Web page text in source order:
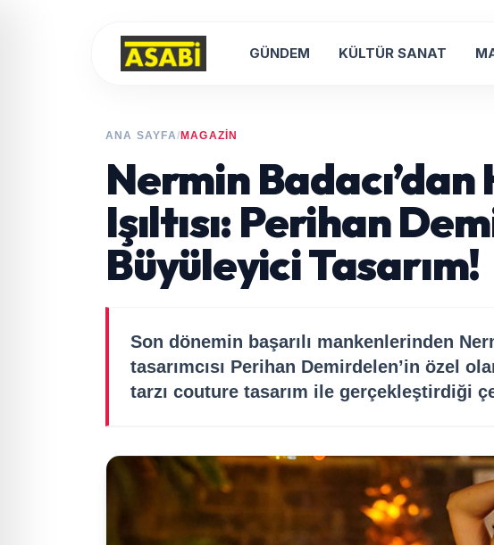
GÜNDEM KÜLTÜR SANAT
ANA SAYFA/ MAGAZİN
Nermin
Işıltısı: Perihan
Büyüleyici Tasarım!
Son dönemin başarılı mankenlerinden
tasarımcısı Perihan Demirdelen’in özel
tarzı couture tasarım ile gerçekleştirdiği